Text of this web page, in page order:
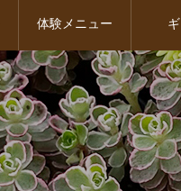
体験メニュー